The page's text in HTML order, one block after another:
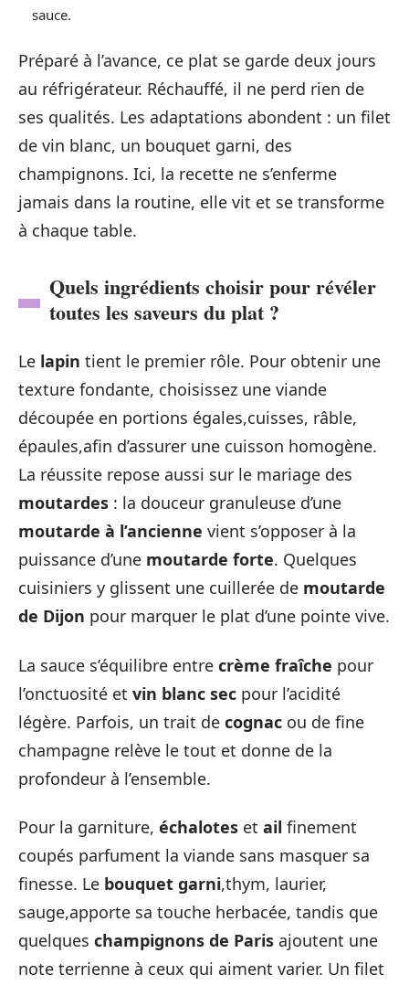
sauce.
Préparé à l’avance, ce plat se garde deux jours
au réfrigérateur. Réchauffé, il ne perd rien de
ses qualités. Les adaptations abondent : un filet
de vin blanc, un bouquet garni, des
champignons. Ici, la recette ne s’enferme
jamais dans la routine, elle vit et se transforme
à chaque table.
Quels ingrédients choisir pour révéler
toutes les saveurs du plat ?
Le lapin tient le premier rôle. Pour obtenir une
texture fondante, choisissez une viande
découpée en portions égales,cuisses, râble,
épaules,afin d’assurer une cuisson homogène.
La réussite repose aussi sur le mariage des
moutardes : la douceur granuleuse d’une
moutarde à l’ancienne vient s’opposer à la
puissance d’une moutarde forte. Quelques
cuisiniers y glissent une cuillerée de moutarde
de Dijon pour marquer le plat d’une pointe vive.
La sauce s’équilibre entre crème fraîche pour
l’onctuosité et vin blanc sec pour l’acidité
légère. Parfois, un trait de cognac ou de fine
champagne relève le tout et donne de la
profondeur à l’ensemble.
Pour la garniture, échalotes et ail finement
coupés parfument la viande sans masquer sa
finesse. Le bouquet garni,thym, laurier,
sauge,apporte sa touche herbacée, tandis que
quelques champignons de Paris ajoutent une
note terrienne à ceux qui aiment varier. Un filet